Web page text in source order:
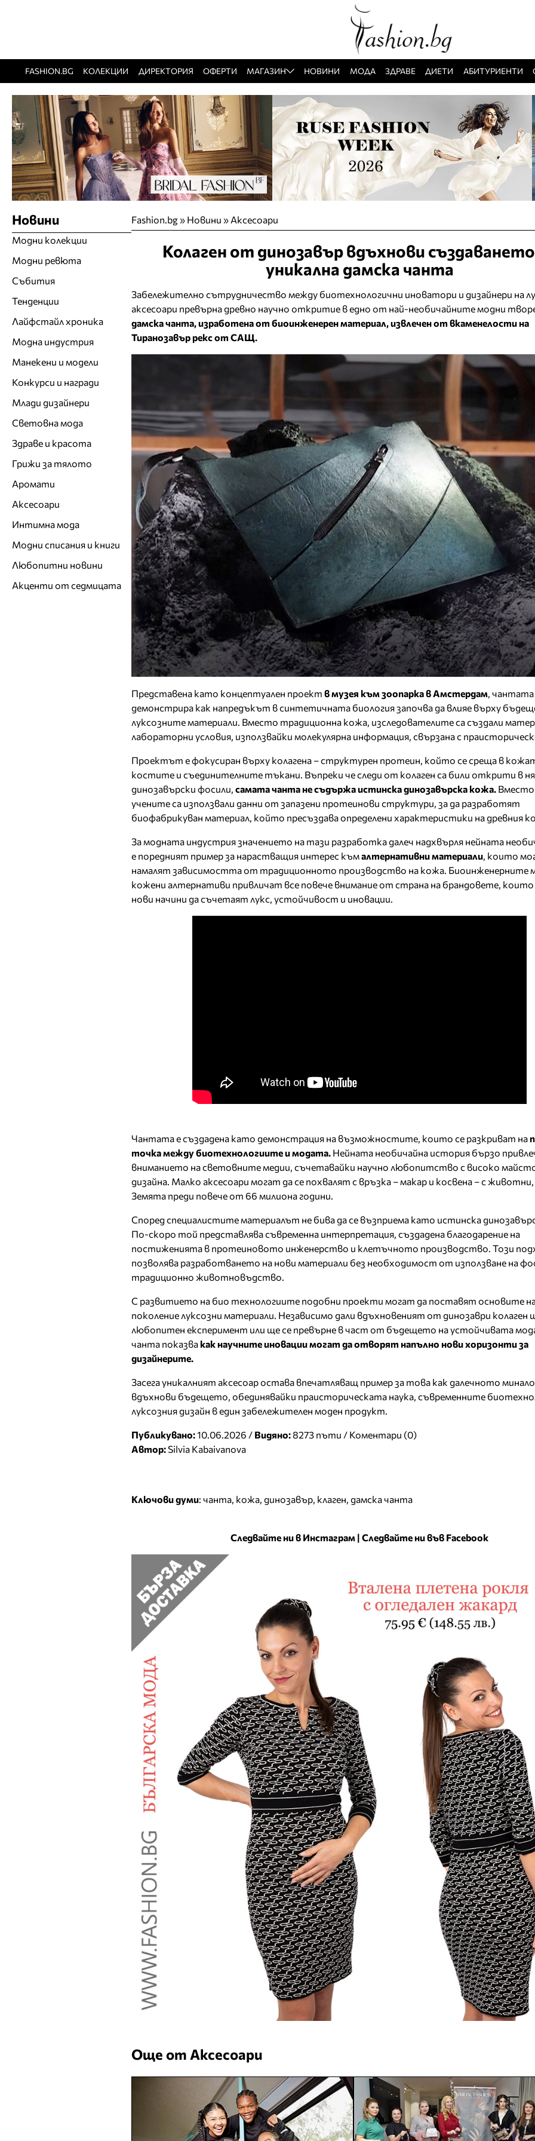
FASHION.BG КОЛЕКЦИИ ДИРЕКТОРИЯ ОФЕРТИ МАГАЗИН НОВИНИ МОДА ЗДРАВЕ ДИЕТИ АБИТУРИЕНТИ
Fashion.bg» Новини » Аксесоари
Колаген от динозавър вдъхнови
уникална дамска чанта
Забележително сътрудничество между биотехнологични иноватори и дизайнери на
аксесоари превърна древно научно откритие в едно от най-необичайните модни
дамска чанта, изработена от биоинженерен материал, извлечен от вкаменелости на
Тиранозавър рекс от САЩ.
Представена като концептуален проект в музея към зоопарка в Амстердам, чантата
демонстрира как напредъкът в синтетичната биология започва да влияе върху
луксозните материали. Вместо традиционна кожа, изследователите са създали
лабораторни условия, използвайки молекулярна информация, свързана с
Проектът е фокусиран върху колагена – структурен протеин, който се среща в
костите и съединителните тъкани. Въпреки че следи от колаген са били открити в
динозавърски фосили, самата чанта не съдържа истинска динозавърска кожа.
учените са използвали данни от запазени протеинови структури, за да разработят
биофабрикуван материал, който пресъздава определени характеристики на древния
За модната индустрия значението на тази разработка далеч надхвърля нейната
е поредният пример за нарастващия интерес къмалтернативни материали, които
намалят зависимостта от традиционното производство на кожа. Биоинженерните
кожени алтернативи привличат все повече внимание от страна на брандовете,
нови начини да съчетаят лукс, устойчивост и иновации.
Чантата е създадена като демонстрация на възможностите, които се разкриват на
точка между биотехнологиите и модата. Нейната необичайна история бързо
вниманието на световните медии, съчетавайки научно любопитство с високо
дизайна. Малко аксесоари могат да се похвалят с връзка – макар и косвена – с животни,
Земята преди повече от 66 милиона години.
Според специалистите материалът не бива да се възприема като истинска
По-скоро той представлява съвременна интерпретация, създадена благодарение на
постиженията в протеиновото инженерство и клетъчното производство. Този
позволява разработването на нови материали без необходимост от използване на
традиционно животновъдство.
С развитието на био технологиите подобни проекти могат да поставят основите
поколение луксозни материали. Независимо дали вдъхновеният от динозаври колаген
любопитен експеримент или ще се превърне в част от бъдещето на устойчивата
чанта показва как научните иновации могат да отворят напълно нови хоризонти за
дизайнерите.
Засега уникалният аксесоар остава впечатляващ пример за това как далечното
вдъхнови бъдещето, обединявайки праисторическата наука, съвременните
луксозния дизайн в един забележителен моден продукт.
Публикувано:10.06.2026 / Видяно:8273 пъти / Коментари (0)
Автор:Silvia Kabaivanova
Ключови думи: чанта, кожа, динозавър, клаген, дамска чанта
Следвайте ни в Инстаграм | Следвайте ни във Facebook
Още от Аксесоари
Новини
Модни колекции
Модни ревюта
Събития
Тенденции
Лайфстайл хроника
Модна индустрия
Манекени и модели
Конкурси и награди
Млади дизайнери
Световна мода
Здраве и красота
Грижи за тялото
Аромати
Аксесоари
Интимна мода
Модни списания и книги
Любопитни новини
Акценти от седмицата